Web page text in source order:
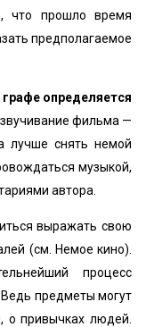
что прошло время
предполагаемое
определяется
фильма —
лучше снять немой
музыкой,
автора.
выражать свою
(см. Немое кино).
процесс
предметы могут
о привычках людей.